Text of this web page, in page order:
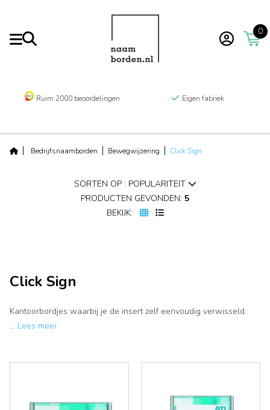
0
Ruim 2000 beoordelingen Eigen fabriek
Bedrijfsnaamborden Bewegwijzering Click Sign
SORTEN OP : POPULARITEIT
PRODUCTEN GEVONDEN: 5
BEKIJK:
Click Sign
Kantoorbordjes waarbij je de insert zelf eenvoudig verwisseld.
... Lees meer